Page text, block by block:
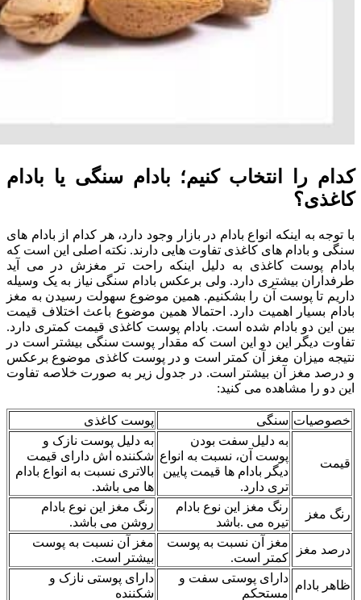
کدام را انتخاب کنیم؛ بادام سنگی یا بادام
کاغذی؟
با توجه به اینکه انواع بادام در بازار وجود دارد، هر کدام از بادام های
سنگی و بادام های کاغذی تفاوت هایی دارند. نکته اصلی این است که
بادام پوست کاغذی به دلیل اینکه راحت تر مغزش در می آید
طرفداران بیشتری دارد. ولی برعکس بادام سنگی نیاز به یک وسیله
داریم تا پوست آن را بشکنیم. همین موضوع سهولت رسیدن به مغز
بادام بسیار اهمیت دارد. احتمالا همین موضوع باعث اختلاف قیمت
بین این دو بادام شده است. بادام پوست کاغذی قیمت کمتری دارد.
تفاوت دیگر این دو این است که مقدار پوست سنگی بیشتر است در
نتیجه میزان مغز آن کمتر است و در پوست کاغذی موضوع برعکس
و درصد مغز آن بیشتر است. در جدول زیر به صورت خلاصه تفاوت
این دو را مشاهده می کنید:
خصوصیات سنگی پوست کاغذی
قیمت
به دلیل سفت بودن
پوست آن، نسبت به انواع
دیگر بادام ها قیمت پایین
تری دارد.
به دلیل پوست نازک و
شکننده اش دارای قیمت
بالاتری نسبت به انواع بادام
ها می باشد.
رنگ مغز
رنگ مغز این نوع بادام
تیره می .باشد
رنگ مغز این نوع بادام
روشن می باشد.
درصد مغز
مغز آن نسبت به پوست
کمتر است.
مغز آن نسبت به پوست
بیشتر است.
ظاهر بادام
دارای پوستی سفت و
مستحکم
دارای پوستی نازک و
شکننده